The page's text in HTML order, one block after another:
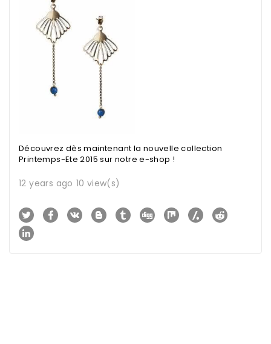
Découvrez dès maintenant la nouvelle collection
Printemps-Ete 2015 sur notre e-shop !
12 years ago 10 view(s)